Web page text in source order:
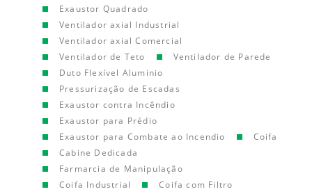
Exaustor Quadrado
Ventilador axial Industrial
Ventilador axial Comercial
Ventilador de Teto
Ventilador de Parede
Duto Flexível Aluminio
Pressurização de Escadas
Exaustor contra Incêndio
Exaustor para Prédio
Exaustor para Combate ao Incendio
Coifa
Cabine Dedicada
Farmarcia de Manipulação
Coifa Industrial
Coifa com Filtro